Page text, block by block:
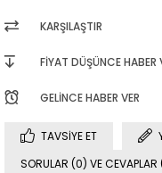
KARŞILAŞTIR
FIYAT DÜŞÜNCE HABER
GELINCE HABER VER
TAVSIYE ET
SORULAR (0) VE